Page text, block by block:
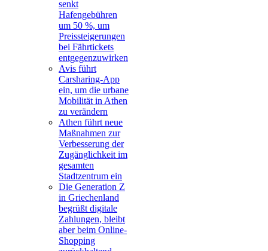
senkt
Hafengebühren
um 50 %, um
Preissteigerungen
bei Fährtickets
entgegenzuwirken
Avis führt
Carsharing-App
ein, um die urbane
Mobilität in Athen
zu verändern
Athen führt neue
Maßnahmen zur
Verbesserung der
Zugänglichkeit im
gesamten
Stadtzentrum ein
Die Generation Z
in Griechenland
begrüßt digitale
Zahlungen, bleibt
aber beim Online-
Shopping